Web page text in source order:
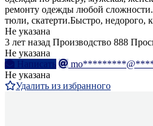
ремонту одежды любой
тюли, скатерти.Быстро, недорого,
Не указана
3 лет назад Производство 888
Не указана
Написать
Не указана
Удалить из избранного